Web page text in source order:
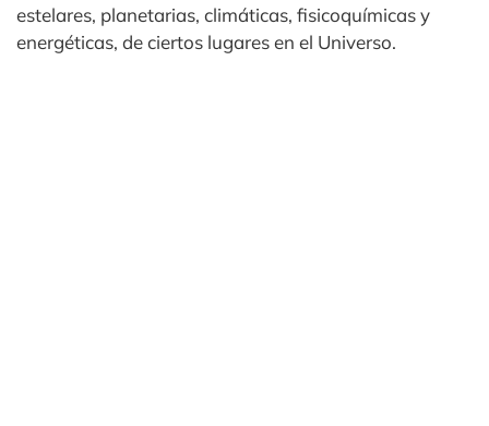
estelares, planetarias, climáticas, fisicoquímicas y
energéticas, de ciertos lugares en el Universo.